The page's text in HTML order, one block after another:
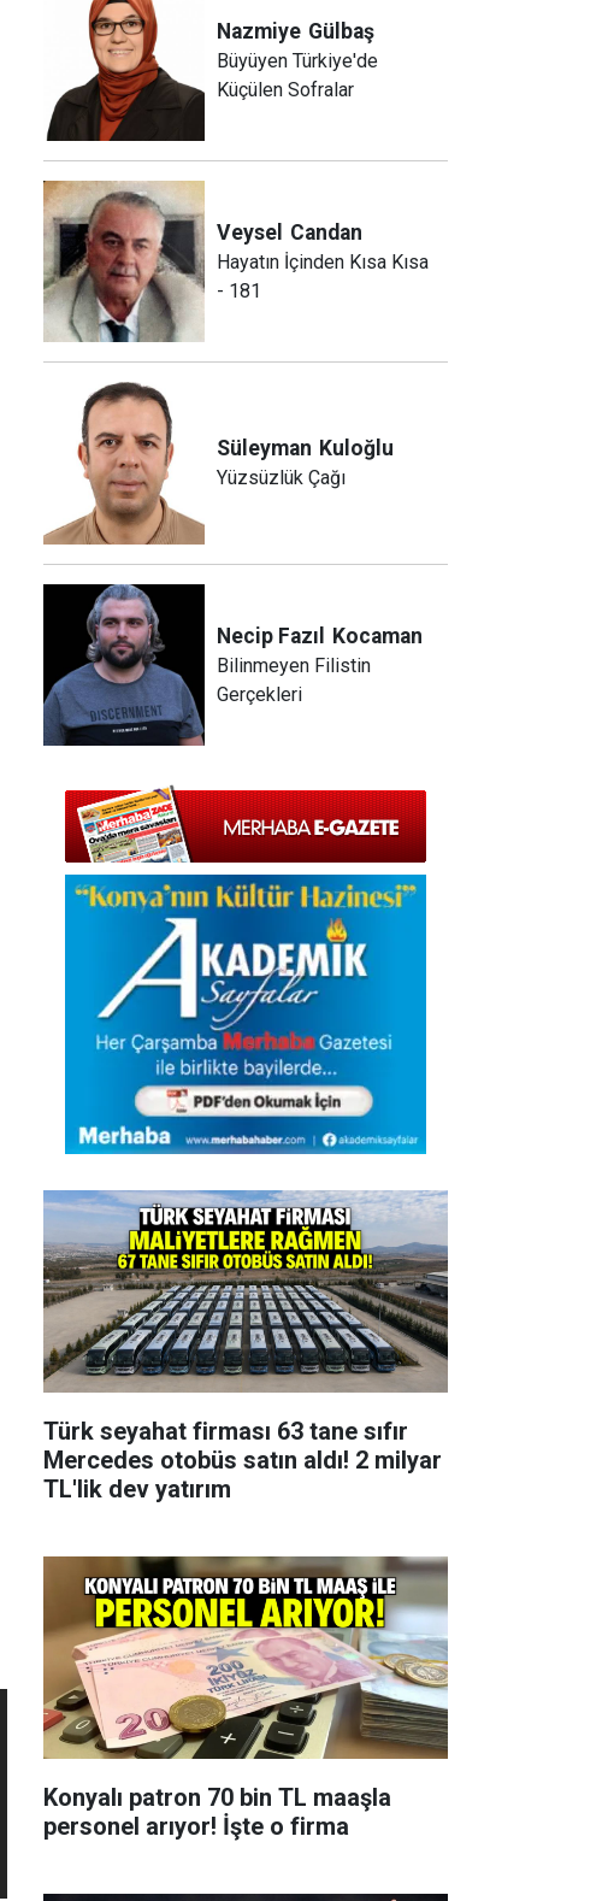
Nazmiye Gülbaş
Büyüyen Türkiye'de
Küçülen Sofralar
Veysel Candan
Hayatın İçinden Kısa Kısa
- 181
Süleyman Kuloğlu
Yüzsüzlük Çağı
Necip Fazıl Kocaman
Bilinmeyen Filistin
Gerçekleri
Türk seyahat firması 63 tane sıfır
Mercedes otobüs satın aldı! 2 milyar
TL'lik dev yatırım
Konyalı patron 70 bin TL maaşla
personel arıyor! İşte o firma